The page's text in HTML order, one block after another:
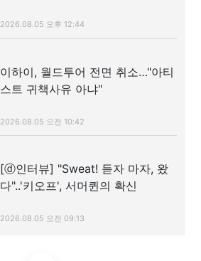
2026.08.05 오후 12:44
이하이, 월드투어 전면 취소…"아티
스트 귀책사유 아냐"
2026.08.05 오전 10:42
[ⓓ인터뷰] "Sweat! 듣자 마자, 왔
다"..'키오프', 서머퀸의 확신
2026.08.05 오전 09:13